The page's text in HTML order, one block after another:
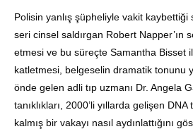
Polisin yanlış şüpheliyle vakit kaybettiği
seri cinsel saldırgan Robert Napper’ın
etmesi ve bu süreçte Samantha Bisset
katletmesi, belgeselin dramatik tonunu
önde gelen adli tıp uzmanı Dr. Angela
tanıklıkları, 2000’li yıllarda gelişen
kalmış bir vakayı nasıl aydınlattığını